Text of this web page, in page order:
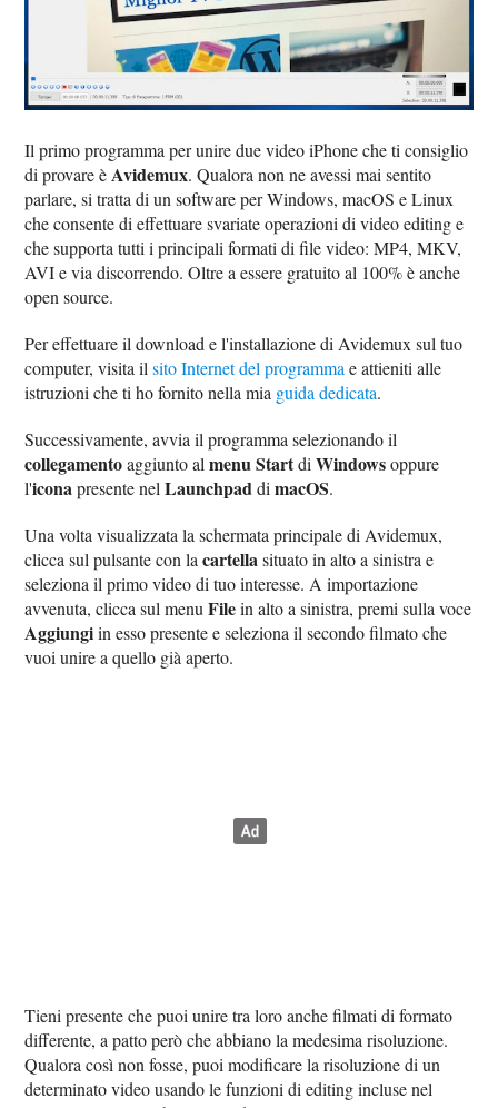
Il primo programma per unire due video iPhone che ti consiglio
di provare è Avidemux. Qualora non ne avessi mai sentito
parlare, si tratta di un software per Windows, macOS e Linux
che consente di effettuare svariate operazioni di video editing e
che supporta tutti i principali formati di file video: MP4, MKV,
AVI e via discorrendo. Oltre a essere gratuito al 100% è anche
open source.
Per effettuare il download e l'installazione di Avidemux sul tuo
computer, visita ilsito Internet del programma e attieniti alle
istruzioni che ti ho fornito nella mia guida dedicata.
Successivamente, avvia il programma selezionando il
collegamentoaggiunto almenu StartdiWindowsoppure
l'icona presente nelLaunchpad dimacOS.
Una volta visualizzata la schermata principale di Avidemux,
clicca sul pulsante con lacartella situato in alto a sinistra e
seleziona il primo video di tuo interesse. A importazione
avvenuta, clicca sul menuFilein alto a sinistra, premi sulla voce
Aggiungiin esso presente e seleziona il secondo filmato che
vuoi unire a quello già aperto.
Tieni presente che puoi unire tra loro anche filmati di formato
differente, a patto però che abbiano la medesima risoluzione.
Qualora così non fosse, puoi modificare la risoluzione di un
determinato video usando le funzioni di editing incluse nel